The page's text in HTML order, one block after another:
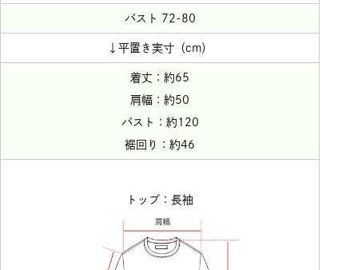
バスト 72-80
↓平置き実寸（cm）
着丈：約65
肩幅：約50
バスト：約120
裾回り：約46
トップ：長袖